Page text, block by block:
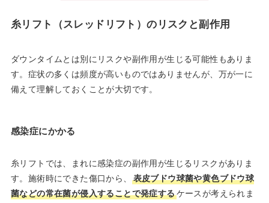
糸リフト（スレッドリフト）のリスクと副作用
ダウンタイムとは別にリスクや副作用が生じる可能性もありま
す。症状の多くは頻度が高いものではありませんが、万が一に
備えて理解しておくことが大切です。
感染症にかかる
糸リフトでは、まれに感染症の副作用が生じるリスクがありま
す。施術時にできた傷口から、
表皮ブドウ球菌や黄色ブドウ球
菌などの常在菌が侵入することで発症するケースが考えられま